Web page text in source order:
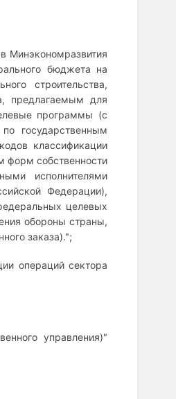
Минэкономразвития
бюджета на
строительства,
предлагаемым для
программы (с
государственным
классификации
форм собственности
исполнителями
Федерации),
целевых
обороны страны,
заказа).";
операций сектора
управления)"